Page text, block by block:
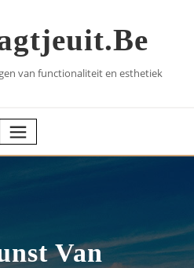
van functionaliteit en esthetiek
Van